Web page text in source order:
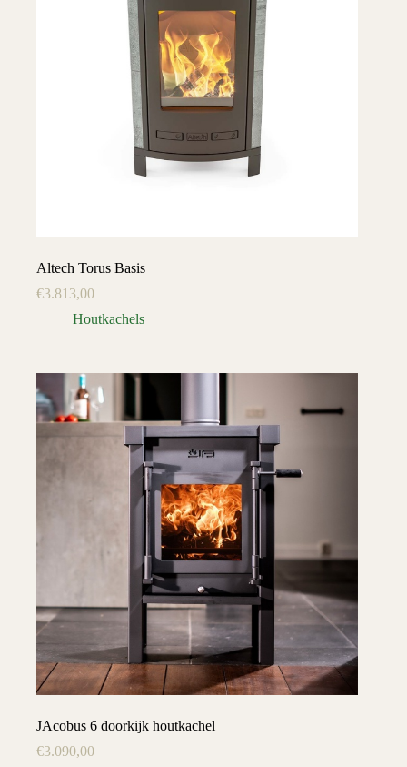
Altech Torus Basis
€3.813,00
Houtkachels
JAcobus 6 doorkijk houtkachel
€3.090,00